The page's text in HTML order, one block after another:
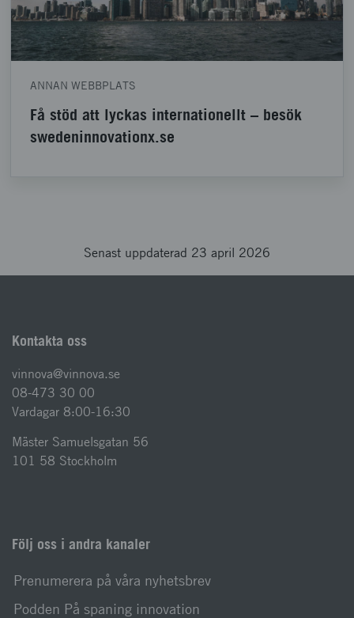
ANNAN WEBBPLATS
Få stöd att lyckas internationellt – besök
swedeninnovationx.se
Senast uppdaterad 23 april 2026
Kontakta oss
vinnova@vinnova.se
08-473 30 00
Vardagar 8:00-16:30
Mäster Samuelsgatan 56
101 58 Stockholm
Följ oss i andra kanaler
Prenumerera på våra nyhetsbrev
Podden På spaning innovation